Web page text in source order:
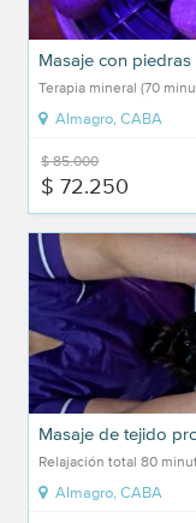
Masaje con piedras
Terapia mineral (70
Almagro, CABA
$ 85.000
$ 72.250
Masaje de tejido
Relajación total 80
Almagro, CABA